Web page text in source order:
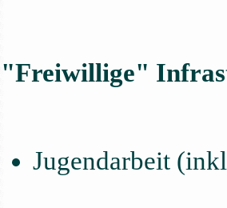
"Freiwillige"
Jugendarbeit